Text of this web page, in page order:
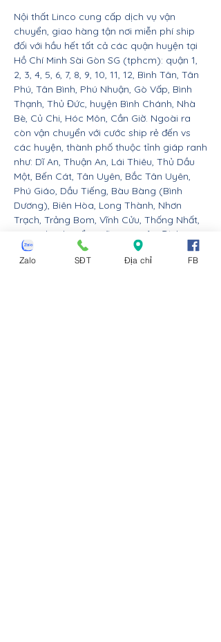
Nội thất Linco cung cấp dịch vụ vận
chuyển, giao hàng tận nơi miễn phí ship
đối với hầu hết tất cả các quận huyện tại
Hồ Chí Minh Sài Gòn SG (tphcm): quận 1,
2, 3, 4, 5, 6, 7, 8, 9, 10, 11, 12, Bình Tân, Tân
Phú, Tân Bình, Phú Nhuận, Gò Vấp, Bình
Thạnh, Thủ Đức, huyện Bình Chánh, Nhà
Bè, Củ Chi, Hóc Môn, Cần Giờ. Ngoài ra
còn vận chuyển với cước ship rẻ đến vs
các huyện, thành phố thuộc tỉnh giáp ranh
như: Dĩ An, Thuận An, Lái Thiêu, Thủ Dầu
Một, Bến Cát, Tân Uyên, Bắc Tân Uyên,
Phú Giáo, Dầu Tiếng, Bàu Bàng (Bình
Dương), Biên Hòa, Long Thành, Nhơn
Trạch, Trảng Bom, Vĩnh Cửu, Thống Nhất,
Long Khánh, Cẩm Mỹ, Xuân Lộc, Định
Quán, Tân Phú (Đồng Nai), Đức Hòa, Cần
Giuộc, Bến Lức, Đức Huệ, Thủ Thừa, Tân
Zalo SĐT Địa chỉ FB